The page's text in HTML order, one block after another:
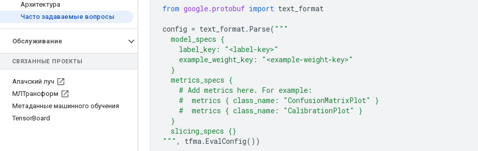
Архитектура
Часто задаваемые вопросы
Обслуживание
СВЯЗАННЫЕ ПРОЕКТЫ
Апачский луч
МЛТрансформ
Метаданные машинного обучения
TensorBoard
from google.protobuf import text_format
config = text_format. Parse( """
  model_specs {
    label_key: "<label-key>"
    example_weight_key: "<example-weight-key>"
  }
  metrics_specs {
    # Add metrics here. For example:
    #  metrics { class_name: "ConfusionMatrixPlot" }
    #  metrics { class_name: "CalibrationPlot" }
  }
  slicing_specs
{}
""" , tfma.EvalConfig())